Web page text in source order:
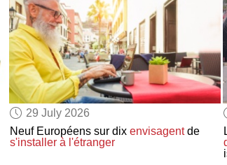
29 July 2026
Neuf Européens sur dixenvisagentde
s'installer à l'étranger